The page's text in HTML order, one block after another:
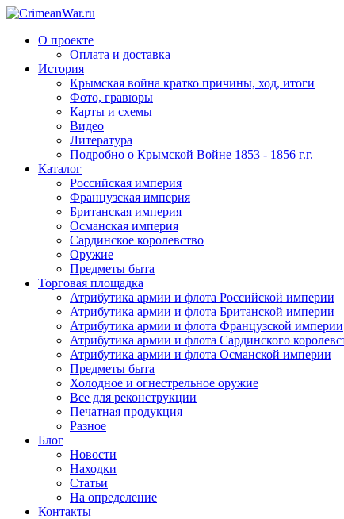
О проекте
Оплата и доставка
История
Крымская война кратко причины, ход, итоги
Фото, гравюры
Карты и схемы
Видео
Литература
Подробно о Крымской Войне 1853 - 1856 г.г.
Каталог
Российская империя
Французская империя
Британская империя
Османская империя
Сардинское королевство
Оружие
Предметы быта
Торговая площадка
Атрибутика армии и флота Российской империи
Атрибутика армии и флота Британской империи
Атрибутика армии и флота Французской империи
Атрибутика армии и флота Сардинского
Атрибутика армии и флота Османской империи
Предметы быта
Холодное и огнестрельное оружие
Все для реконструкции
Печатная продукция
Разное
Блог
Новости
Находки
Статьи
На определение
Контакты